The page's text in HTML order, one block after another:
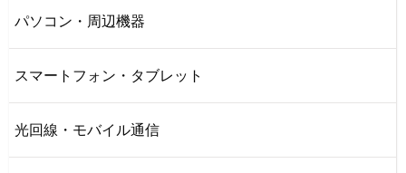
パソコン・周辺機器
スマートフォン・タブレット
光回線・モバイル通信